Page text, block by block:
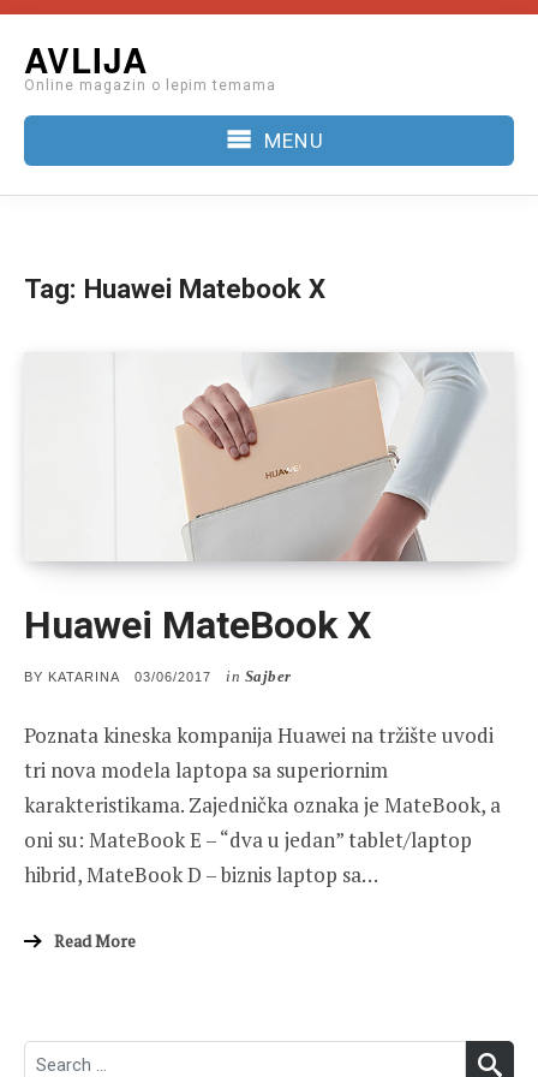
content
AVLIJA
Online magazin o lepim temama
MENU
Tag: Huawei Matebook X
Huawei MateBook X
BY KATARINA
POSTED
03/06/2017 in Sajber
Poznata kineska kompanija Huawei na tržište uvodi
tri nova modela laptopa sa superiornim
karakteristikama. Zajednička oznaka je MateBook, a
oni su: MateBook E – “dva u jedan” tablet/laptop
hibrid, MateBook D – biznis laptop sa…
Read More
Search